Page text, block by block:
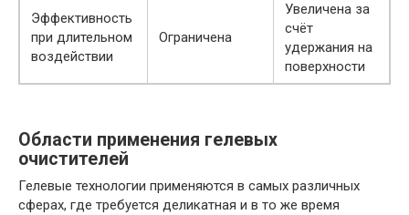
Эффективность
при длительном
воздействии
Ограничена
Увеличена за
счёт
удержания на
поверхности
Области применения гелевых
очистителей
Гелевые технологии применяются в самых различных
сферах, где требуется деликатная и в то же время